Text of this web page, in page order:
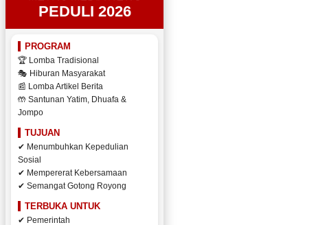
PEDULI 2026
PROGRAM
🏆 Lomba Tradisional
🎭 Hiburan Masyarakat
📰 Lomba Artikel Berita
🤲 Santunan Yatim, Dhuafa &
Jompo
TUJUAN
✔ Menumbuhkan Kepedulian
Sosial
✔ Mempererat Kebersamaan
✔ Semangat Gotong Royong
TERBUKA UNTUK
✔ Pemerintah